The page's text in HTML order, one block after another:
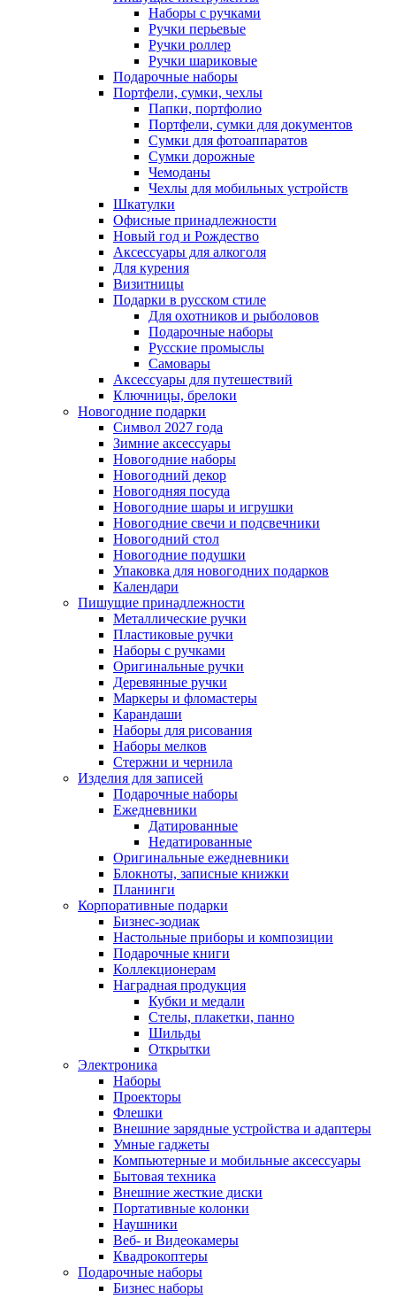
Наборы с ручками
Ручки перьевые
Ручки роллер
Ручки шариковые
Подарочные наборы
Портфели, сумки, чехлы
Папки, портфолио
Портфели, сумки для документов
Сумки для фотоаппаратов
Сумки дорожные
Чемоданы
Чехлы для мобильных устройств
Шкатулки
Офисные принадлежности
Новый год и Рождество
Аксессуары для алкоголя
Для курения
Визитницы
Подарки в русском стиле
Для охотников и рыболовов
Подарочные наборы
Русские промыслы
Самовары
Аксессуары для путешествий
Ключницы, брелоки
Новогодние подарки
Символ 2027 года
Зимние аксессуары
Новогодние наборы
Новогодний декор
Новогодняя посуда
Новогодние шары и игрушки
Новогодние свечи и подсвечники
Новогодний стол
Новогодние подушки
Упаковка для новогодних подарков
Календари
Пишущие принадлежности
Металлические ручки
Пластиковые ручки
Наборы с ручками
Оригинальные ручки
Деревянные ручки
Маркеры и фломастеры
Карандаши
Наборы для рисования
Наборы мелков
Стержни и чернила
Изделия для записей
Подарочные наборы
Ежедневники
Датированные
Недатированные
Оригинальные ежедневники
Блокноты, записные книжки
Планинги
Корпоративные подарки
Бизнес-зодиак
Настольные приборы и композиции
Подарочные книги
Коллекционерам
Наградная продукция
Кубки и медали
Стелы, плакетки, панно
Шильды
Открытки
Электроника
Наборы
Проекторы
Флешки
Внешние зарядные устройства и адаптеры
Умные гаджеты
Компьютерные и мобильные аксессуары
Бытовая техника
Внешние жесткие диски
Портативные колонки
Наушники
Веб- и Видеокамеры
Квадрокоптеры
Подарочные наборы
Бизнес наборы